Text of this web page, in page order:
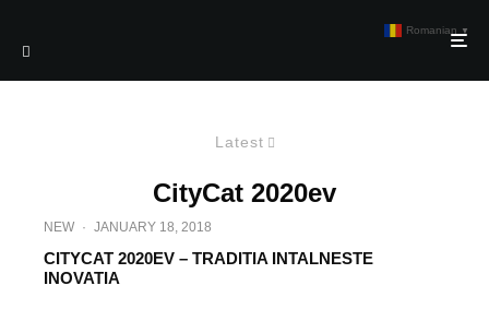
Latest
CityCat 2020ev
NEW · JANUARY 18, 2018
CITYCAT 2020EV – TRADITIA INTALNESTE
INOVATIA
Romanian ▼